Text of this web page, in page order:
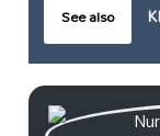
See also